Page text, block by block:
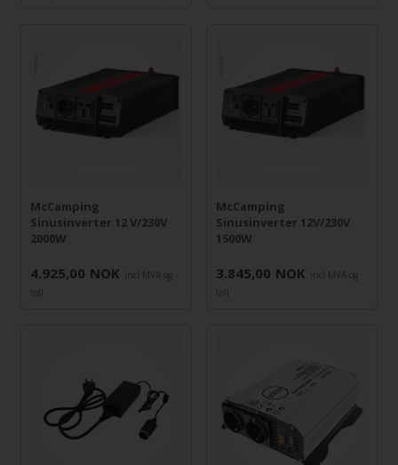
McCamping
Sinusinverter 12 V/230V
2000W
4.925,00 NOK
incl MVA og
toll
McCamping
Sinusinverter 12V/230V
1500W
3.845,00 NOK
incl MVA og
toll